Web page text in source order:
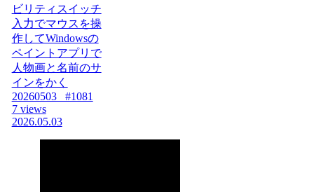
ビリティスイッチ
入力でマウスを操
作してWindowsの
ペイントアプリで
人物画と名前のサ
インをかく
20260503_ #1081
7 views
2026.05.03